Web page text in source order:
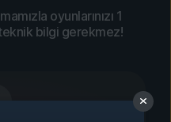
oyunlarınızı 1
bilgi gerekmez!